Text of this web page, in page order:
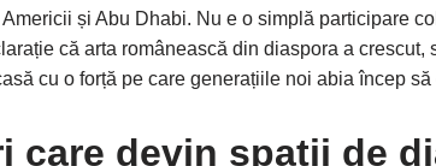
și Abu Dhabi. Nu e o simplă participare
că arta românească din diaspora a crescut,
cu o forță pe care generațiile noi abia încep să
care devin spații de